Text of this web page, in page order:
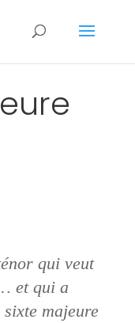
qui veut
et qui a
majeure